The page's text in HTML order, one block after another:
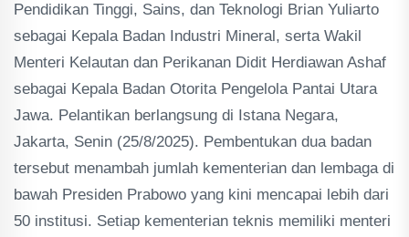
Pendidikan Tinggi, Sains, dan Teknologi Brian Yuliarto
sebagai Kepala Badan Industri Mineral, serta Wakil
Menteri Kelautan dan Perikanan Didit Herdiawan Ashaf
sebagai Kepala Badan Otorita Pengelola Pantai Utara
Jawa. Pelantikan berlangsung di Istana Negara,
Jakarta, Senin (25/8/2025). Pembentukan dua badan
tersebut menambah jumlah kementerian dan lembaga di
bawah Presiden Prabowo yang kini mencapai lebih dari
50 institusi. Setiap kementerian teknis memiliki menteri